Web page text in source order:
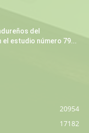
del
el estudio número 79...
20954
17182